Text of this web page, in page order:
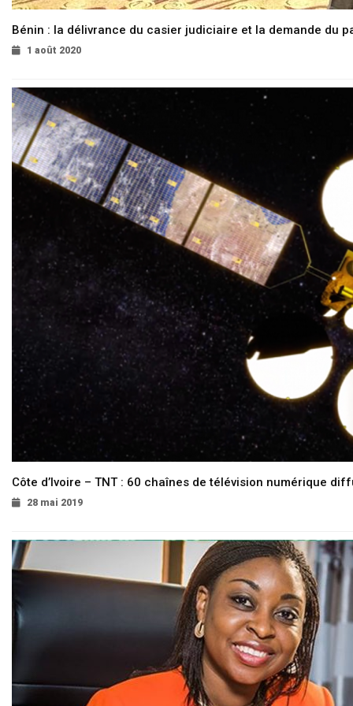
Bénin : la délivrance du casier judiciaire et la demande du
1 août 2020
Côte d’Ivoire – TNT : 60 chaînes de télévision numérique
28 mai 2019